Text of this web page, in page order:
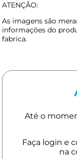
ATENÇÃO:
As imagens são
informações do
fabrica.